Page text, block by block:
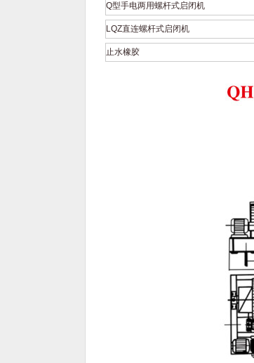
Q型手电两用螺杆式启闭机
LQZ直连螺杆式启闭机
止水橡胶